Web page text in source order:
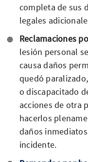
completa de sus
legales
Reclamaciones
lesión personal
causa daños
quedó
o discapacitado
acciones de otra
hacerlos
daños
incidente.